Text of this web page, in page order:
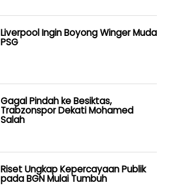
Liverpool Ingin Boyong Winger Muda
PSG
Gagal Pindah ke Besiktas,
Trabzonspor Dekati Mohamed
Salah
Riset Ungkap Kepercayaan Publik
pada BGN Mulai Tumbuh